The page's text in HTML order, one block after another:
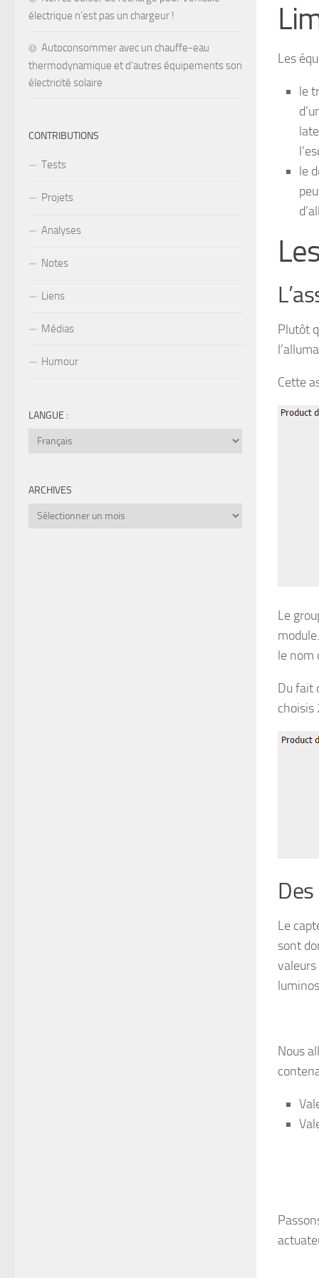
Les
le
le
Plutôt
Cette
Le
le nom
Du fait
choisis
Le
sont
Nous
électrique n’est pas un chargeur !
Autoconsommer avec un chauffe-eau
thermodynamique et d’autres équipements son
électricité solaire
CONTRIBUTIONS
Tests
Projets
Analyses
Notes
Liens
Médias
Humour
LANGUE :
ARCHIVES
Archives